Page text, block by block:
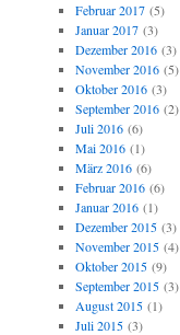
Februar 2017(5)
Januar 2017(3)
Dezember 2016(3)
November 2016(5)
Oktober 2016(3)
September 2016(2)
Juli 2016(6)
Mai 2016(1)
März 2016(6)
Februar 2016(6)
Januar 2016(1)
Dezember 2015(3)
November 2015(4)
Oktober 2015(9)
September 2015(3)
August 2015(1)
Juli 2015(3)